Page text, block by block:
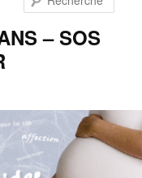
– SOS